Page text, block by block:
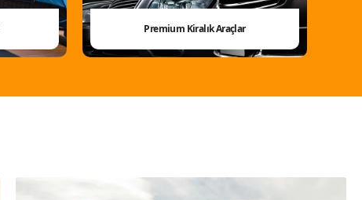
Premium Kiralık Araçlar